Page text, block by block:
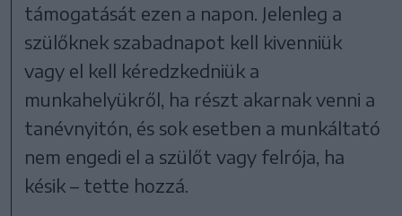
támogatását ezen a napon. Jelenleg a
szülőknek szabadnapot kell kivenniük
vagy el kell kéredzkedniük a
munkahelyükről, ha részt akarnak venni a
tanévnyitón, és sok esetben a munkáltató
nem engedi el a szülőt vagy felrója, ha
késik – tette hozzá.